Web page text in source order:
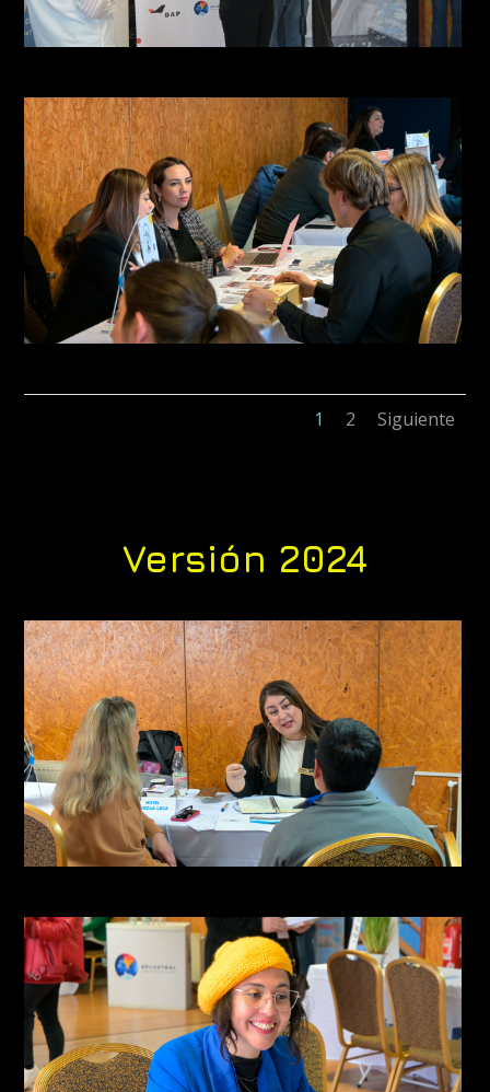
1 2 Siguiente
Versión 2024